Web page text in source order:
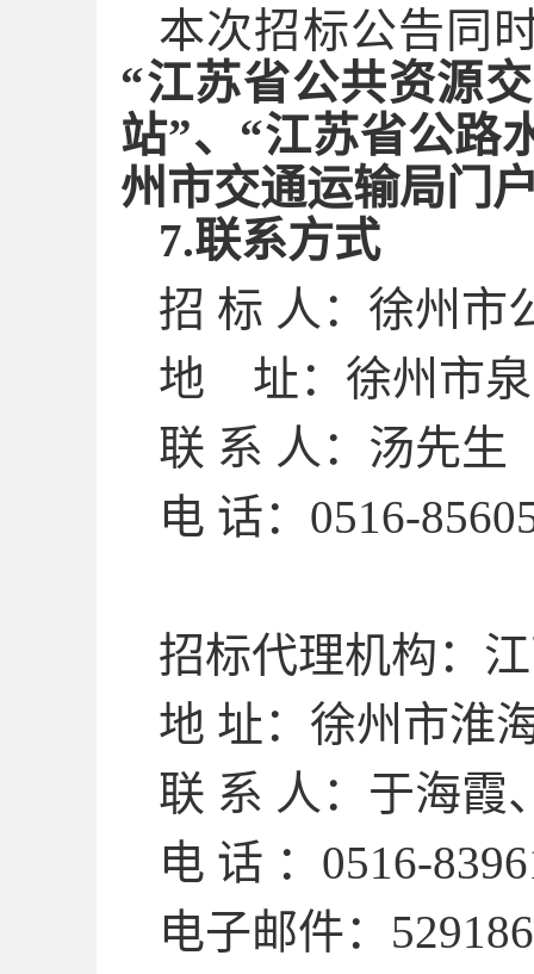
本次招标公告同
“江苏省公共资源
站”、“江苏省公路
州市交通运输局门
7.联系方式
招 标 人：徐州市
地
址：徐州市
联 系 人： 汤先生
电 话： 0516-
招标代理机构：
地 址：徐州市淮
联 系 人： 于海霞
电 话 ： 0516-
电子邮件：